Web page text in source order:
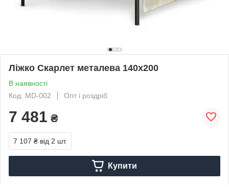
Ліжко Скарлет металева 140х200
В наявності
Код: MD-002
Опт і роздріб
7 481 ₴
7 107 ₴ від 2 шт.
Купити